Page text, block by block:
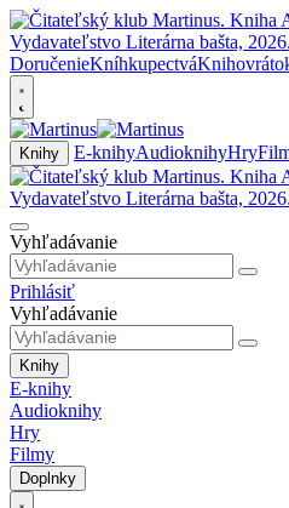
DoručenieKníhkupectvá
Knihy E-knihyAudioknihyHry
Vyhľadávanie
Prihlásiť
Vyhľadávanie
Knihy
E-knihy
Audioknihy
Hry
Filmy
Doplnky